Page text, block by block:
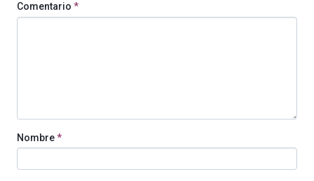
Comentario *
Nombre*